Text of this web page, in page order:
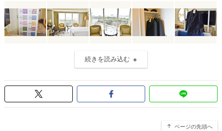
続きを読み込む
ページの先頭へ